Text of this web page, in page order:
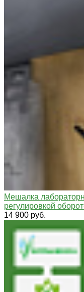
Мешалка
регулировкой
14 900 руб.